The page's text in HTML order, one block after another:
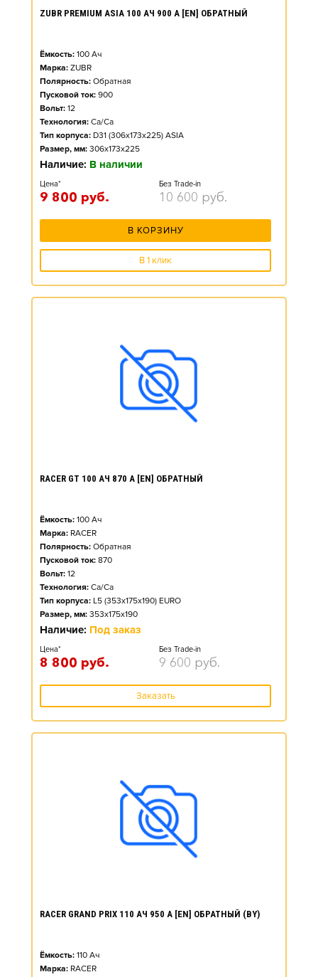
ZUBR PREMIUM ASIA 100 АЧ 900 А [EN] ОБРАТНЫЙ
Ёмкость: 100 Ач
Марка: ZUBR
Полярность: Обратная
Пусковой ток: 900
Вольт: 12
Технология: Ca/Ca
Тип корпуса: D31 (306x173x225) ASIA
Размер, мм: 306x173x225
Наличие: В наличии
Цена*
9 800 руб.
Без Trade-in
10 600 руб.
В КОРЗИНУ
В 1 клик
RACER GT 100 АЧ 870 А [EN] ОБРАТНЫЙ
Ёмкость: 100 Ач
Марка: RACER
Полярность: Обратная
Пусковой ток: 870
Вольт: 12
Технология: Ca/Ca
Тип корпуса: L5 (353x175x190) EURO
Размер, мм: 353x175x190
Наличие: Под заказ
Цена*
8 800 руб.
Без Trade-in
9 600 руб.
Заказать
RACER GRAND PRIX 110 АЧ 950 А [EN] ОБРАТНЫЙ (BY)
Ёмкость: 110 Ач
Марка: RACER